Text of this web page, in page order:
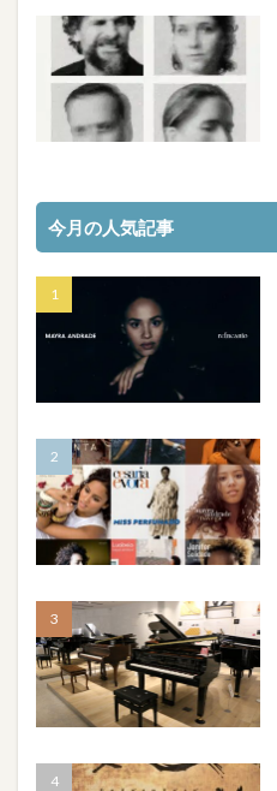
今月の人気記事